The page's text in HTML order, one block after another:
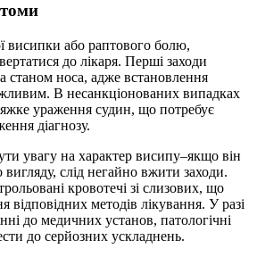
висипки або раптового болю,
до лікаря. Перші заходи
станом носа, адже встановлення
В несанкціонованих випадках
ураження судин, що потребує
діагнозу.
увагу на характер висипу–якщо він
вигляду, слід негайно вжити заходи.
кровотечі зі слизових, що
відповідних методів лікування. У разі
до медичних установ, патологічні
до серйозних ускладнень.